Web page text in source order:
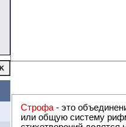
Строфа - это объединение двух
или общую систему рифм, и регулярно или периодически